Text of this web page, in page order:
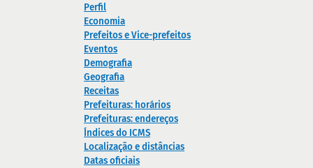
Perfil
Economia
Prefeitos e Vice-prefeitos
Eventos
Demografia
Geografia
Receitas
Prefeituras: horários
Prefeituras: endereços
Índices do ICMS
Localização e distâncias
Datas oficiais